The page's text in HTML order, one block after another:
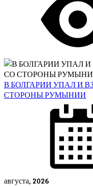
В БОЛГАРИИ УПАЛ И
СТОРОНЫ РУМЫНИИ
августа, 2026